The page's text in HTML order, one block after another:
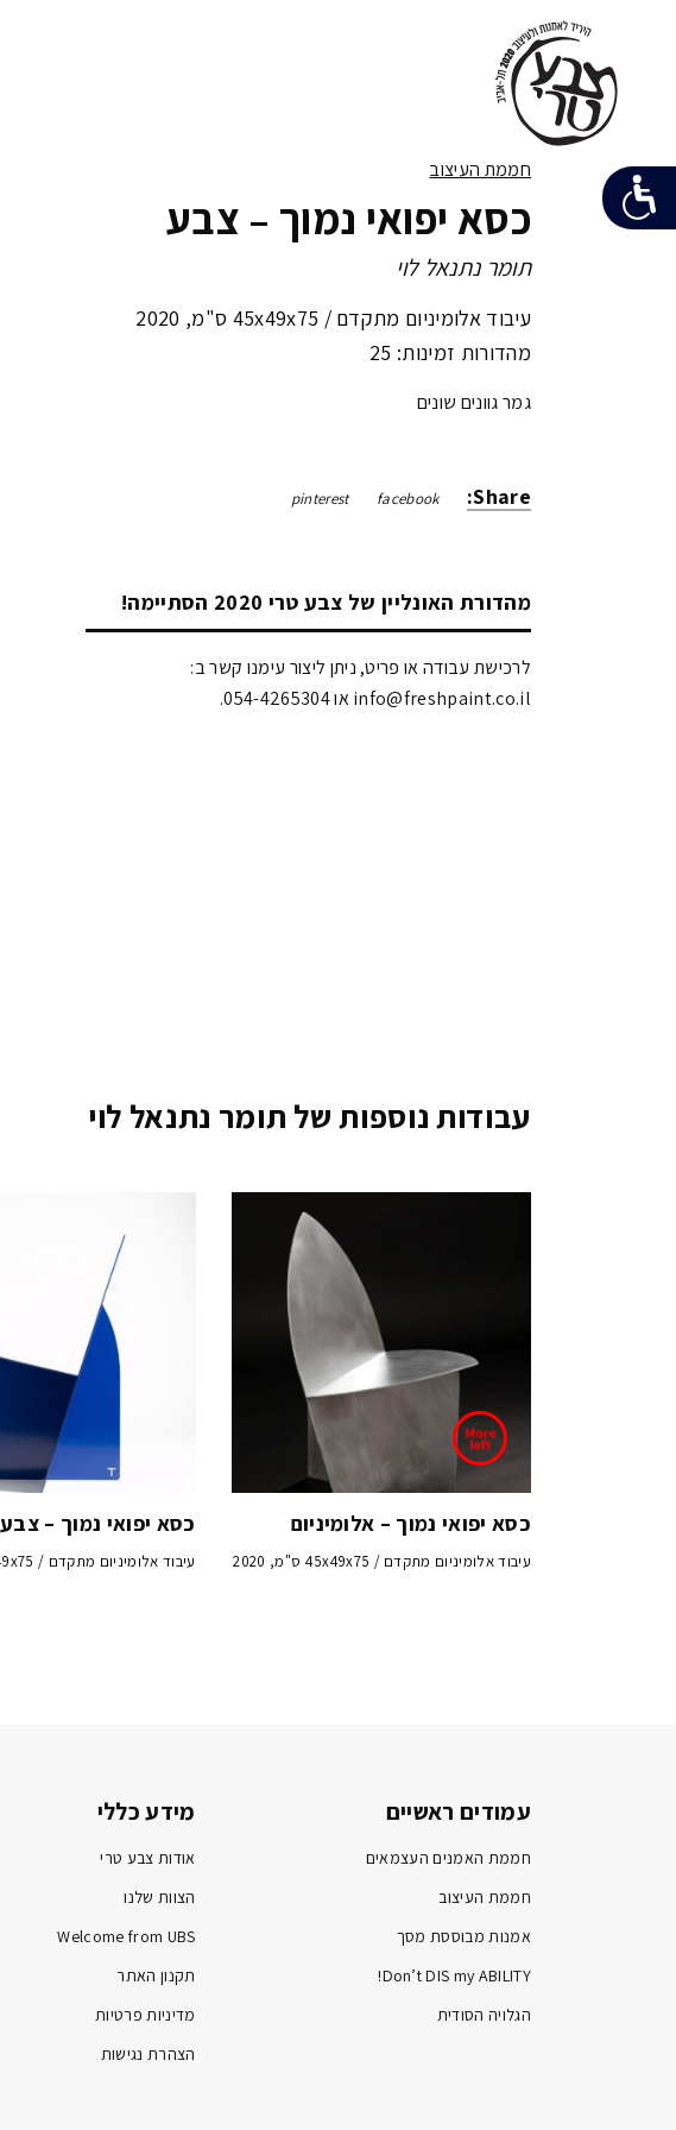
חממת העיצוב
כסא יפואי נמוך – צבע
תומר נתנאל לוי
עיבוד אלומיניום מתקדם / 45x49x75 ס"מ ,
מהדורות זמינות: 25
גמר גוונים שונים
Share:
facebook
pinterest
מהדורת האונליין של צבע טרי 2020 הסתיימה!
לרכישת עבודה או פריט, ניתן ליצור עימנו קשר ב:
info@freshpaint.co.il‏ או 054-4265304.
עבודות נוספות של תומר נתנאל לוי
כסא יפואי נמוך – אלומיניום
עיבוד אלומיניום מתקדם / 45x49x75 ס"מ, 2020
כסא יפואי נמוך – צבע
עיבוד אלומיניום מתקדם / 45x49x75 ס"מ, 2020
עמודים ראשיים
חממת האמנים העצמאים
חממת העיצוב
אמנות מבוססת מסך
Don’t DIS my ABILITY!
הגלויה הסודית
מידע כללי
אודות צבע טרי
הצוות שלנו
Welcome from UBS
תקנון האתר
מדיניות פרטיות
הצהרת נגישות